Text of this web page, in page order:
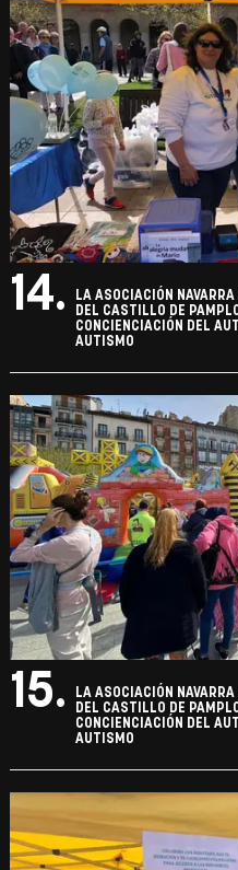
14.
LA ASOCIACIÓN
DEL CASTILLO DE
CONCIENCIACIÓN DEL
AUTISMO
15.
LA ASOCIACIÓN
DEL CASTILLO DE
CONCIENCIACIÓN DEL
AUTISMO